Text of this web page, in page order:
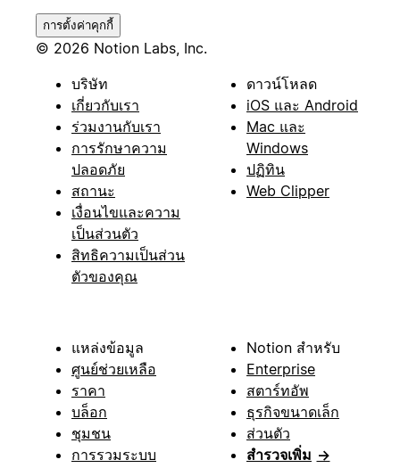
การตั้งค่าคุกกี้
© 2026 Notion Labs, Inc.
บริษัท
เกี่ยวกับเรา
ร่วมงานกับเรา
การรักษาความ
ปลอดภัย
สถานะ
เงื่อนไขและความ
เป็นส่วนตัว
สิทธิความเป็นส่วน
ตัวของคุณ
ดาวน์โหลด
iOS และ Android
Mac และ
Windows
ปฏิทิน
Web Clipper
แหล่งข้อมูล
ศูนย์ช่วยเหลือ
ราคา
บล็อก
ชุมชน
การรวมระบบ
Notion สำหรับ
Enterprise
สตาร์ทอัพ
ธุรกิจขนาดเล็ก
ส่วนตัว
สำรวจเพิ่ม →